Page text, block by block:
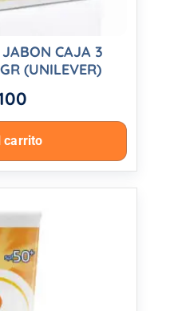
CAJA 3
(UNILEVER)
carrito